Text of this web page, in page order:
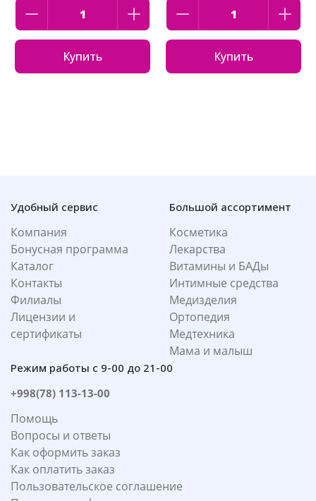
Купить Купить
Удобный сервис
Компания
Бонусная программа
Каталог
Контакты
Филиалы
Лицензии и
сертификаты
Большой ассортимент
Косметика
Лекарства
Витамины и БАДы
Интимные средства
Медизделия
Ортопедия
Медтехника
Мама и малыш
Режим работы с 9-00 до 21-00
+998(78) 113-13-00
Помощь
Вопросы и ответы
Как оформить заказ
Как оплатить заказ
Пользовательское соглашение